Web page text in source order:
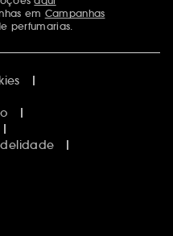
em Campanhas
perfumarias.